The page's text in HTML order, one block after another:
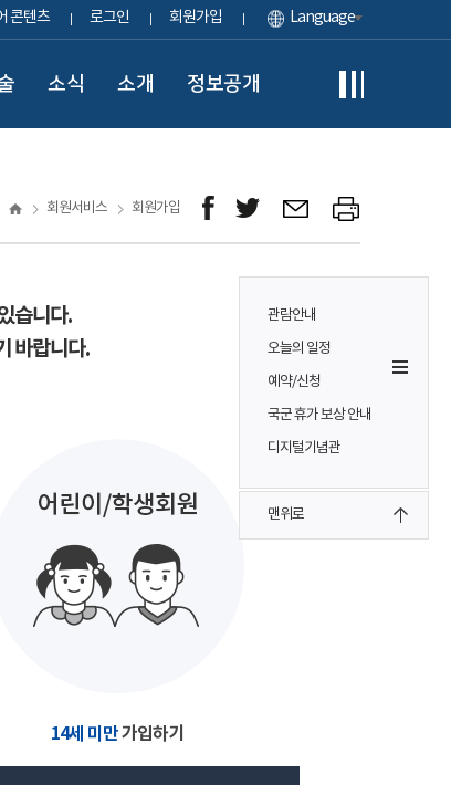
콘텐츠 로그인 회원가입 Language
소식 소개 정보공개
회원서비스 회원가입
습니다.
바랍니다.
14세 미만가입하기
관람안내
오늘의 일정
예약/신청
국군 휴가 보상 안내
디지털기념관
맨위로